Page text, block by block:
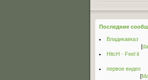
Последние
Владикавказ
[
HitcH - Feel it
первое видео
[